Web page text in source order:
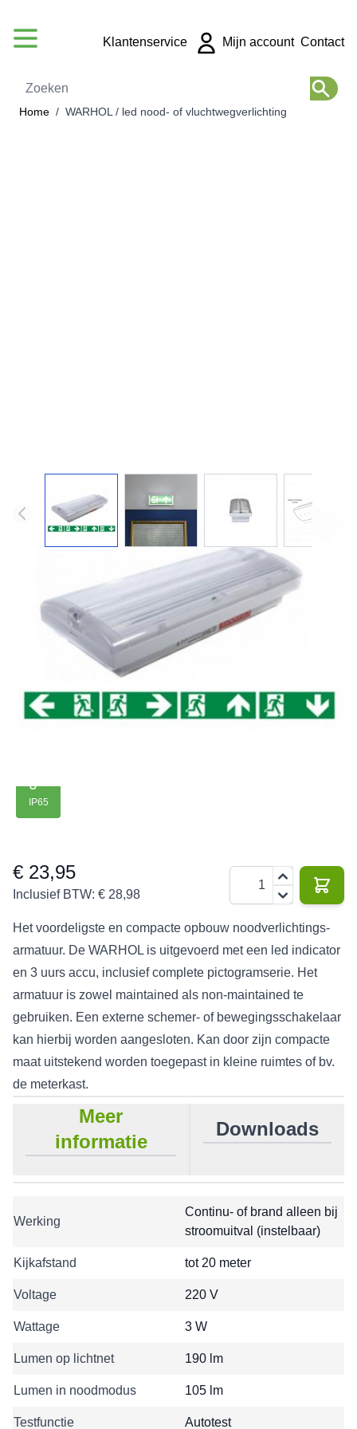
Zoeken
Klantenservice Mijn account Contact
Home / WARHOL / led nood- of vluchtwegverlichting
WARHOL / led nood- of
vluchtwegverlichting
Compacte vluchtweg- of noodverlichting met long-life
accuset. Voor wand- of plafondmontage.
IP65
€ 23,95
Inclusief BTW: € 28,98
Het voordeligste en compacte opbouw noodverlichtings-
armatuur. De WARHOL is uitgevoerd met een led indicator
en 3 uurs accu, inclusief complete pictogramserie. Het
armatuur is zowel maintained als non-maintained te
gebruiken. Een externe schemer- of bewegingsschakelaar
kan hierbij worden aangesloten. Kan door zijn compacte
maat uitstekend worden toegepast in kleine ruimtes of bv.
de meterkast.
Meer
informatie
Downloads
Werking
Continu- of brand alleen bij
stroomuitval (instelbaar)
Kijkafstand tot 20 meter
Voltage 220 V
Wattage 3 W
Lumen op lichtnet 190 lm
Lumen in noodmodus 105 lm
Testfunctie Autotest